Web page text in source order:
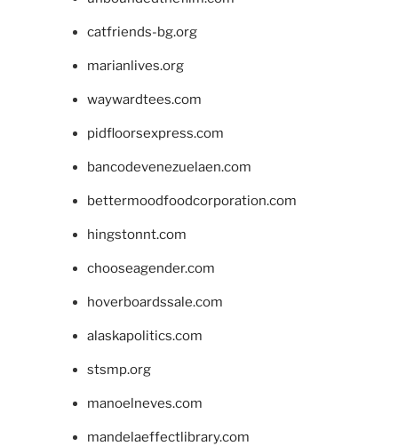
catfriends-bg.org
marianlives.org
waywardtees.com
pidfloorsexpress.com
bancodevenezuelaen.com
bettermoodfoodcorporation.com
hingstonnt.com
chooseagender.com
hoverboardssale.com
alaskapolitics.com
stsmp.org
manoelneves.com
mandelaeffectlibrary.com